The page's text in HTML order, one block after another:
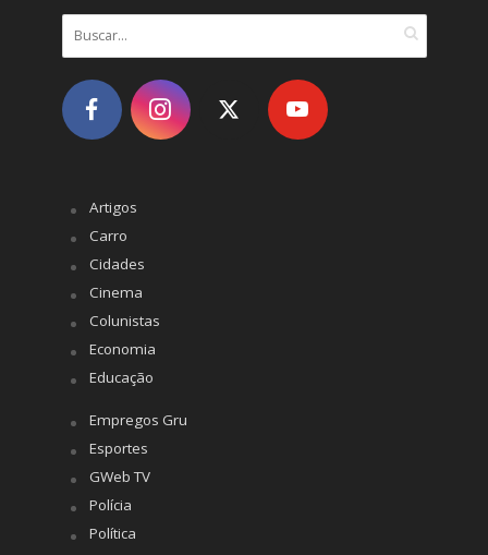
Artigos
Carro
Cidades
Cinema
Colunistas
Economia
Educação
Empregos Gru
Esportes
GWeb TV
Polícia
Política